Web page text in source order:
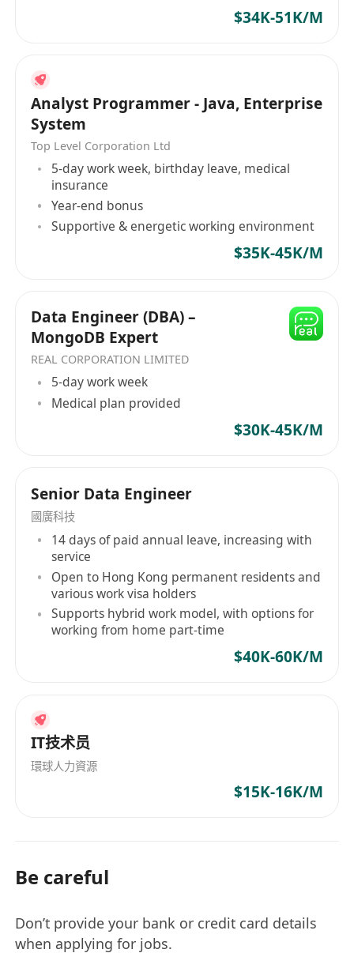
$34K-51K/M
Analyst Programmer - Java, Enterprise
System
Top Level Corporation Ltd
5-day work week, birthday leave, medical
insurance
Year-end bonus
Supportive & energetic working environment
$35K-45K/M
Data Engineer (DBA) –
MongoDB Expert
REAL CORPORATION LIMITED
5-day work week
Medical plan provided
$30K-45K/M
Senior Data Engineer
國廣科技
14 days of paid annual leave, increasing with
service
Open to Hong Kong permanent residents and
various work visa holders
Supports hybrid work model, with options for
working from home part-time
$40K-60K/M
IT技术员
環球人力資源
$15K-16K/M
Be careful
Don’t provide your bank or credit card details
when applying for jobs.